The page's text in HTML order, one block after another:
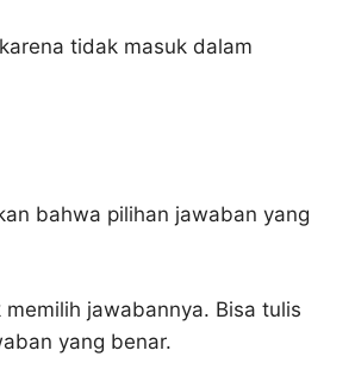
tidak masuk dalam
bahwa pilihan jawaban yang
jawabannya. Bisa tulis
yang benar.